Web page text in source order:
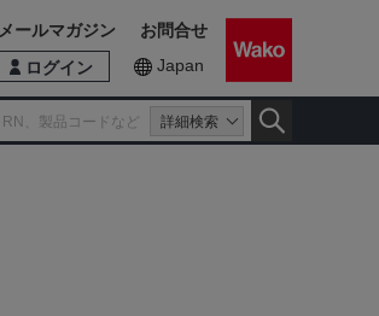
詳細検索
ログイン Japan
メールマガジン お問合せ